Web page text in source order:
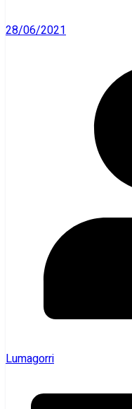
28/06/2021
Lumagorri